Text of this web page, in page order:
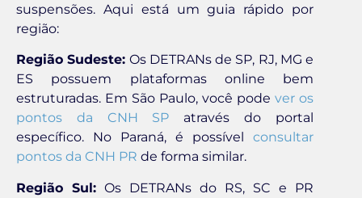
suspensões. Aqui está um guia rápido por
região:
Região Sudeste: Os DETRANs de SP, RJ, MG e
ES possuem plataformas online bem
estruturadas. Em São Paulo, você pode ver os
pontos da CNH SP através do portal
específico. No Paraná, é possível consultar
pontos da CNH PR de forma similar.
Região Sul: Os DETRANs do RS, SC e PR